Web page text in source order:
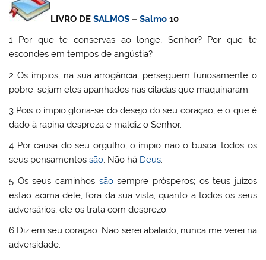
LIVRO DESALMOS –Salmo 10
1 Por que te conservas ao longe, Senhor? Por que te
escondes em tempos de angústia?
2 Os ímpios, na sua arrogância, perseguem furiosamente o
pobre; sejam eles apanhados nas ciladas que maquinaram.
3 Pois o ímpio gloria-se do desejo do seu coração, e o que é
dado à rapina despreza e maldiz o Senhor.
4 Por causa do seu orgulho, o ímpio não o busca; todos os
seus pensamentossão: Não há Deus.
5 Os seus caminhos sãosempre prósperos; os teus juízos
estão acima dele, fora da sua vista; quanto a todos os seus
adversários, ele os trata com desprezo.
6 Diz em seu coração: Não serei abalado; nunca me verei na
adversidade.